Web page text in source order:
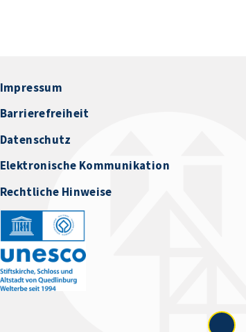
Impressum
Barrierefreiheit
Datenschutz
Elektronische Kommunikation
Rechtliche Hinweise